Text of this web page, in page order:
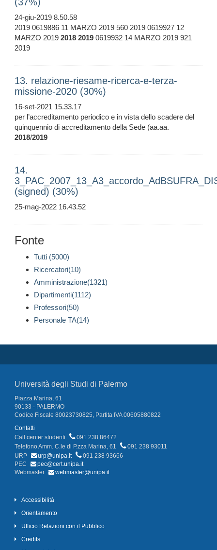
(37%)
24-giu-2019 8.50.58
2019 0619886 11 MARZO 2019 560 2019 0619927 12
MARZO 2019 2018 2019 0619932 14 MARZO 2019 921
2019
13. relazione-riesame-ricerca-e-terza-
missione-2020 (30%)
16-set-2021 15.33.17
per l’accreditamento periodico e in vista dello scadere del
quinquennio di accreditamento della Sede (aa.aa.
2018/2019
14.
(signed) (30%)
25-mag-2022 16.43.52
Fonte
Tutti (5000)
Ricercatori(10)
Amministrazione(1321)
Dipartimenti(1112)
Professori(50)
Personale TA(14)
Università degli Studi di Palermo
Piazza Marina, 61
90133 - PALERMO
Codice Fiscale 80023730825, Partita IVA 00605880822
Contatti
Call center studenti
091 238 86472
Telefono Amm. C.le di P.zza Marina, 61
091 238 93011
URP
urp@unipa.it
091 238 93666
PEC
pec@cert.unipa.it
Webmaster
webmaster@unipa.it
Accessibilità
Orientamento
Ufficio Relazioni con il Pubblico
Credits